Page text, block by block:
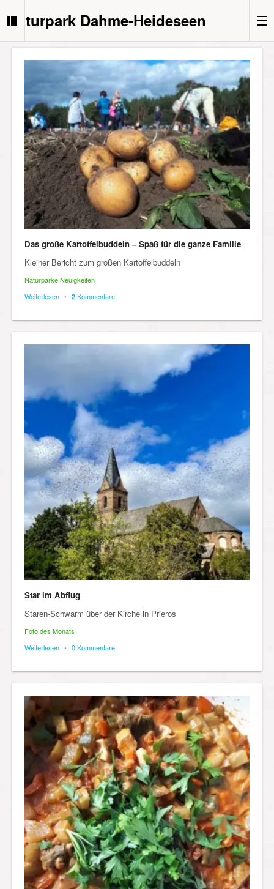
Naturpark Dahme-Heideseen
Das große Kartoffelbuddeln – Spaß für die ganze Familie
Kleiner Bericht zum großen Kartoffelbuddeln
Naturparke Neuigkeiten
Weiterlesen • 2 Kommentare
Star im Abflug
Staren-Schwarm über der Kirche in Prieros
Foto des Monats
Weiterlesen • 0 Kommentare